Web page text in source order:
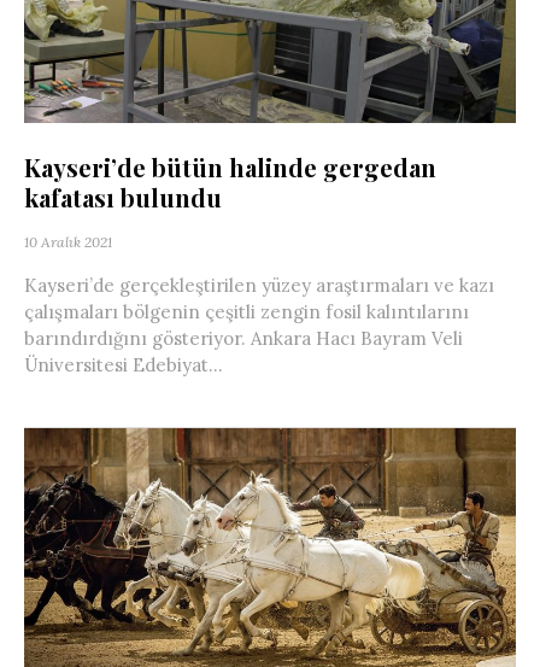
Kayseri’de bütün halinde gergedan
kafatası bulundu
10 Aralık 2021
Kayseri’de gerçekleştirilen yüzey araştırmaları ve kazı
çalışmaları bölgenin çeşitli zengin fosil kalıntılarını
barındırdığını gösteriyor. Ankara Hacı Bayram Veli
Üniversitesi Edebiyat...